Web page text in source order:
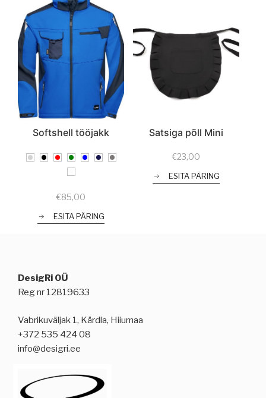
Softshell tööjakk
€85,00
ESITA PÄRING
Satsiga põll Mini
€23,00
ESITA PÄRING
DesigRi OÜ
Reg nr 12819633
Vabrikuväljak 1, Kärdla, Hiiumaa
+372 535 424 08
info@desigri.ee